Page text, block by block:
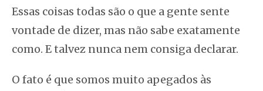
Essas coisas todas são o que a gente sente
vontade de dizer, mas não sabe exatamente
como. E talvez nunca nem consiga declarar.
O fato é que somos muito apegados às